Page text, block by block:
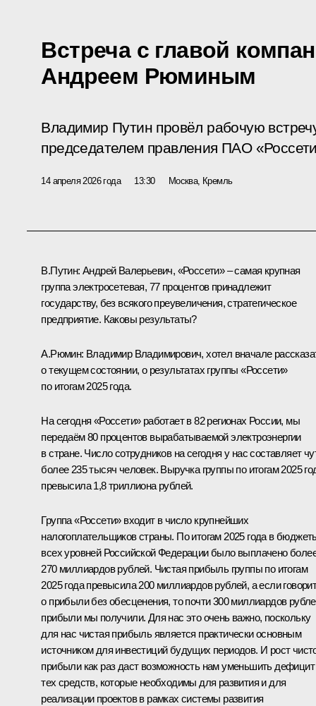
Встреча с главой
Андреем Рюминым
Владимир Путин провёл рабочую
председателем правления ПАО
14 апреля 2026 года 13:30 Москва, Кремль
В.Путин: Андрей Валерьевич, «Россети» – самая крупная
группа электросетевая, 77 процентов принадлежит
государству, без всякого преувеличения, стратегическое
предприятие. Каковы результаты?
А.Рюмин: Владимир Владимирович, хотел вначале
о текущем состоянии, о результатах группы «Россети»
по итогам 2025 года.
На сегодня «Россети» работает в 82 регионах России, мы
передаём 80 процентов вырабатываемой электроэнергии
в стране. Число сотрудников на сегодня у нас составляет
более 235 тысяч человек. Выручка группы по итогам 2025
превысила 1,8 триллиона рублей.
Группа «Россети» входит в число крупнейших
налогоплательщиков страны. По итогам 2025 года в
всех уровней Российской Федерации было выплачено
270 миллиардов рублей. Чистая прибыль группы по итогам
2025 года превысила 200 миллиардов рублей, а если
о прибыли без обесценения, то почти 300 миллиардов
прибыли мы получили. Для нас это очень важно, поскольку
для нас чистая прибыль является практически основным
источником для инвестиций будущих периодов. И рост
прибыли как раз даст возможность нам уменьшить дефицит
тех средств, которые необходимы для развития и для
реализации проектов в рамках системы развития